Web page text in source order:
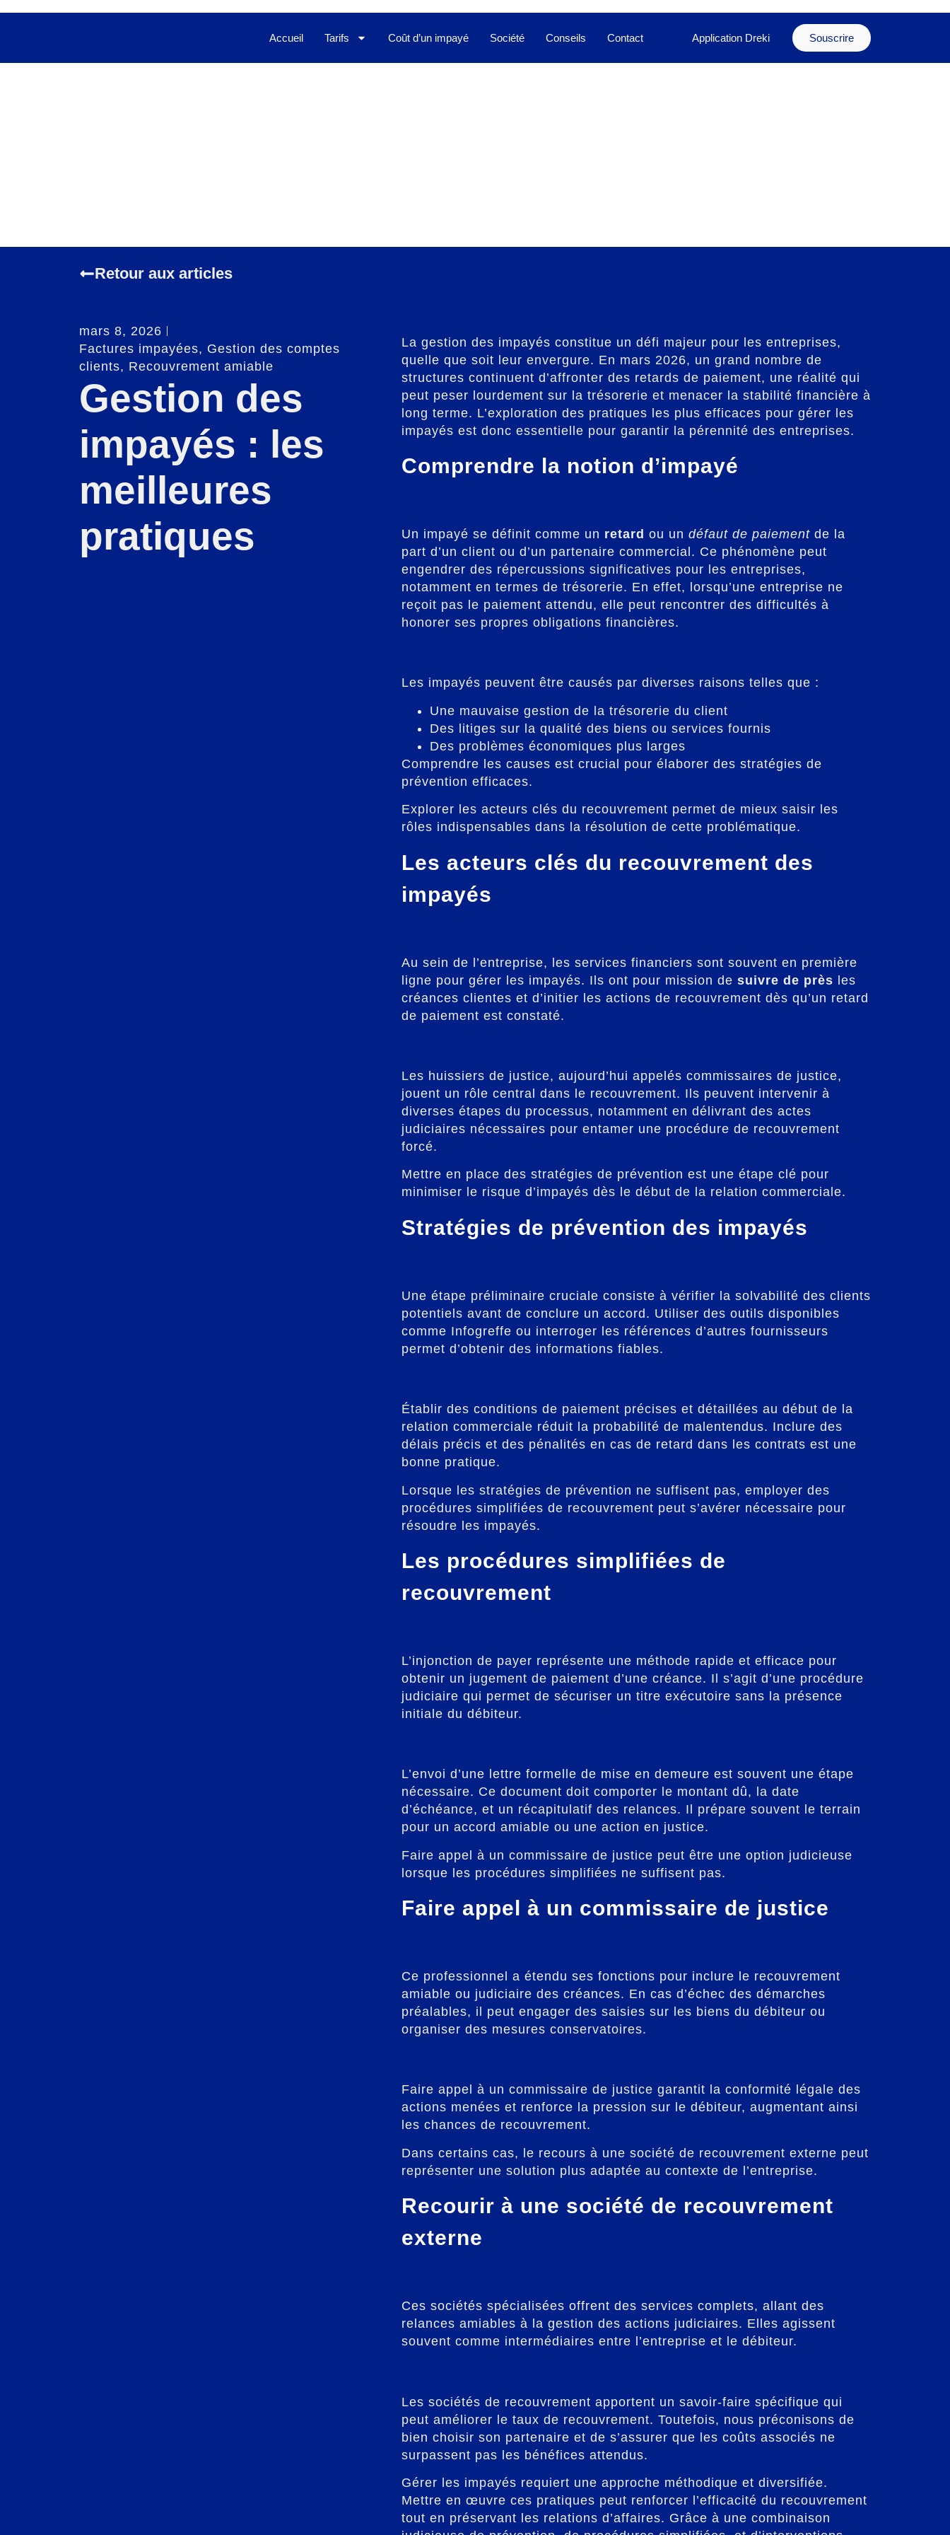
Accueil Tarifs Coût d’un impayé Société Conseils Contact Application Dreki Souscrire
Retour aux articles
mars 8, 2026
Factures impayées, Gestion des comptes
clients, Recouvrement amiable
Gestion des
impayés : les
meilleures
pratiques
La gestion des impayés constitue un défi majeur pour les entreprises,
quelle que soit leur envergure. En mars 2026, un grand nombre de
structures continuent d’affronter des retards de paiement, une réalité qui
peut peser lourdement sur la trésorerie et menacer la stabilité financière à
long terme. L’exploration des pratiques les plus efficaces pour gérer les
impayés est donc essentielle pour garantir la pérennité des entreprises.
Comprendre la notion d’impayé
Un impayé se définit comme un retard ou un défaut de paiement de la
part d’un client ou d’un partenaire commercial. Ce phénomène peut
engendrer des répercussions significatives pour les entreprises,
notamment en termes de trésorerie. En effet, lorsqu’une entreprise ne
reçoit pas le paiement attendu, elle peut rencontrer des difficultés à
honorer ses propres obligations financières.
Les impayés peuvent être causés par diverses raisons telles que :
Une mauvaise gestion de la trésorerie du client
Des litiges sur la qualité des biens ou services fournis
Des problèmes économiques plus larges
Comprendre les causes est crucial pour élaborer des stratégies de
prévention efficaces.
Explorer les acteurs clés du recouvrement permet de mieux saisir les
rôles indispensables dans la résolution de cette problématique.
Les acteurs clés du recouvrement des
impayés
Au sein de l’entreprise, les services financiers sont souvent en première
ligne pour gérer les impayés. Ils ont pour mission de suivre de près les
créances clientes et d’initier les actions de recouvrement dès qu’un retard
de paiement est constaté.
Les huissiers de justice, aujourd’hui appelés commissaires de justice,
jouent un rôle central dans le recouvrement. Ils peuvent intervenir à
diverses étapes du processus, notamment en délivrant des actes
judiciaires nécessaires pour entamer une procédure de recouvrement
forcé.
Mettre en place des stratégies de prévention est une étape clé pour
minimiser le risque d’impayés dès le début de la relation commerciale.
Stratégies de prévention des impayés
Une étape préliminaire cruciale consiste à vérifier la solvabilité des clients
potentiels avant de conclure un accord. Utiliser des outils disponibles
comme Infogreffe ou interroger les références d’autres fournisseurs
permet d’obtenir des informations fiables.
Établir des conditions de paiement précises et détaillées au début de la
relation commerciale réduit la probabilité de malentendus. Inclure des
délais précis et des pénalités en cas de retard dans les contrats est une
bonne pratique.
Lorsque les stratégies de prévention ne suffisent pas, employer des
procédures simplifiées de recouvrement peut s’avérer nécessaire pour
résoudre les impayés.
Les procédures simplifiées de
recouvrement
L’injonction de payer représente une méthode rapide et efficace pour
obtenir un jugement de paiement d’une créance. Il s’agit d’une procédure
judiciaire qui permet de sécuriser un titre exécutoire sans la présence
initiale du débiteur.
L’envoi d’une lettre formelle de mise en demeure est souvent une étape
nécessaire. Ce document doit comporter le montant dû, la date
d’échéance, et un récapitulatif des relances. Il prépare souvent le terrain
pour un accord amiable ou une action en justice.
Faire appel à un commissaire de justice peut être une option judicieuse
lorsque les procédures simplifiées ne suffisent pas.
Faire appel à un commissaire de justice
Ce professionnel a étendu ses fonctions pour inclure le recouvrement
amiable ou judiciaire des créances. En cas d’échec des démarches
préalables, il peut engager des saisies sur les biens du débiteur ou
organiser des mesures conservatoires.
Faire appel à un commissaire de justice garantit la conformité légale des
actions menées et renforce la pression sur le débiteur, augmentant ainsi
les chances de recouvrement.
Dans certains cas, le recours à une société de recouvrement externe peut
représenter une solution plus adaptée au contexte de l’entreprise.
Recourir à une société de recouvrement
externe
Ces sociétés spécialisées offrent des services complets, allant des
relances amiables à la gestion des actions judiciaires. Elles agissent
souvent comme intermédiaires entre l’entreprise et le débiteur.
Les sociétés de recouvrement apportent un savoir-faire spécifique qui
peut améliorer le taux de recouvrement. Toutefois, nous préconisons de
bien choisir son partenaire et de s’assurer que les coûts associés ne
surpassent pas les bénéfices attendus.
Gérer les impayés requiert une approche méthodique et diversifiée.
Mettre en œuvre ces pratiques peut renforcer l’efficacité du recouvrement
tout en préservant les relations d’affaires. Grâce à une combinaison